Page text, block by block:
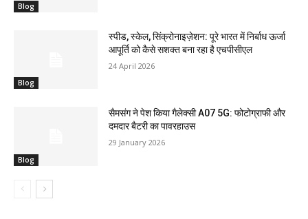
Blog
Blog
स्पीड, स्केल, सिंक्रोनाइज़ेशन: पूरे भारत में निर्बाध ऊर्जा
आपूर्ति को कैसे सशक्त बना रहा है एचपीसीएल
24 April 2026
Blog
सैमसंग ने पेश किया गैलेक्सी A07 5G: फोटोग्राफी और
दमदार बैटरी का पावरहाउस
29 January 2026